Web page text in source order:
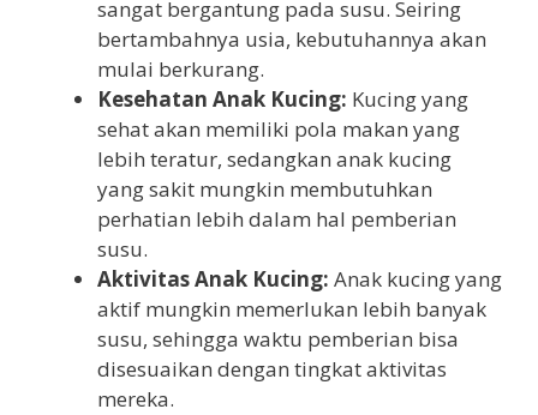
sangat bergantung pada susu. Seiring
bertambahnya usia, kebutuhannya akan
mulai berkurang.
Kesehatan Anak Kucing: Kucing yang
sehat akan memiliki pola makan yang
lebih teratur, sedangkan anak kucing
yang sakit mungkin membutuhkan
perhatian lebih dalam hal pemberian
susu.
Aktivitas Anak Kucing: Anak kucing yang
aktif mungkin memerlukan lebih banyak
susu, sehingga waktu pemberian bisa
disesuaikan dengan tingkat aktivitas
mereka.